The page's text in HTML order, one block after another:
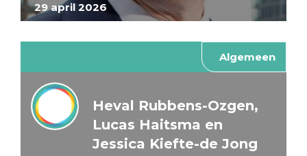
29 april 2026
Algemeen
Heval Rubbens-Ozgen,
Lucas Haitsma en
Jessica Kiefte-de Jong